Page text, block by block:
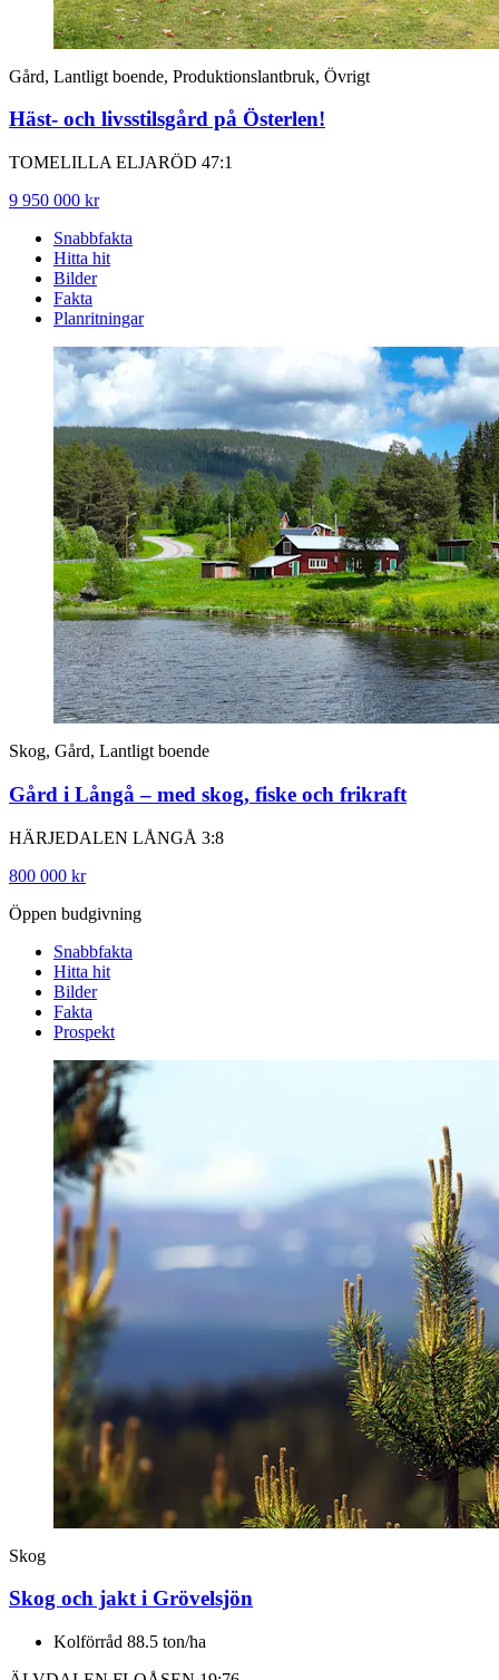
Gård, Lantligt boende, Produktionslantbruk, Övrigt
Häst- och livsstilsgård på Österlen!
TOMELILLA ELJARÖD 47:1
9 950 000 kr
Snabbfakta
Hitta hit
Bilder
Fakta
Planritningar
Skog, Gård, Lantligt boende
Gård i Långå – med skog, fiske och frikraft
HÄRJEDALEN LÅNGÅ 3:8
800 000 kr
Öppen budgivning
Snabbfakta
Hitta hit
Bilder
Fakta
Prospekt
Skog
Skog och jakt i Grövelsjön
Kolförråd 88.5 ton/ha